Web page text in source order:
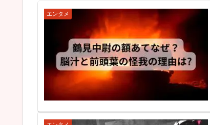
エンタメ